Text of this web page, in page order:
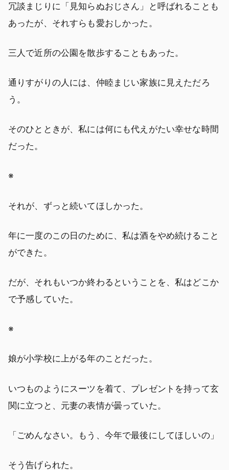
冗談まじりに「見知らぬおじさん」と呼ばれることも
あったが、それすらも愛おしかった。
三人で近所の公園を散歩することもあった。
通りすがりの人には、仲睦まじい家族に見えただろ
う。
そのひとときが、私には何にも代えがたい幸せな時間
だった。
※
それが、ずっと続いてほしかった。
年に一度のこの日のために、私は酒をやめ続けること
ができた。
だが、それもいつか終わるということを、私はどこか
で予感していた。
※
娘が小学校に上がる年のことだった。
いつものようにスーツを着て、プレゼントを持って玄
関に立つと、元妻の表情が曇っていた。
「ごめんなさい。もう、今年で最後にしてほしいの」
そう告げられた。